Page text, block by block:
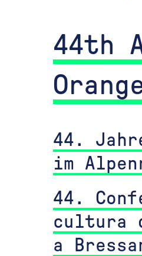
44th
44.
im
44.
cultura
a